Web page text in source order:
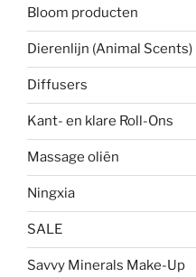
Bloom producten
Dierenlijn (Animal Scents)
Diffusers
Kant- en klare Roll-Ons
Massage oliën
Ningxia
SALE
Savvy Minerals Make-Up